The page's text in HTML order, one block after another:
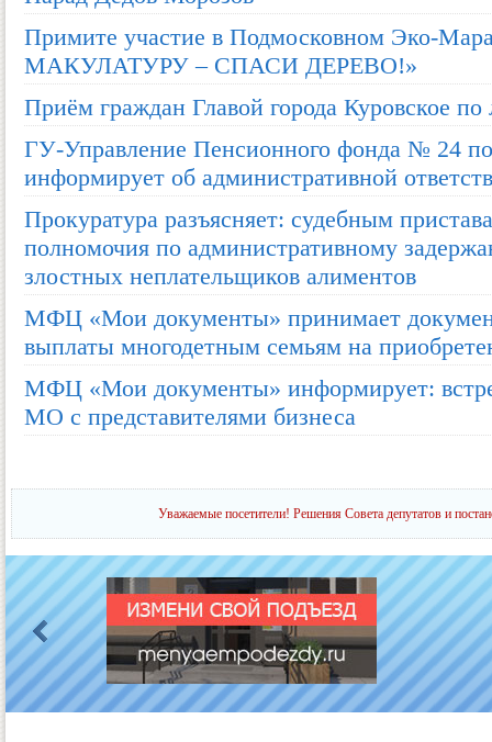
Примите участие в Подмосковном Эко-
МАКУЛАТУРУ – СПАСИ ДЕРЕВО!»
Приём граждан Главой города Куровское
ГУ-Управление Пенсионного фонда № 24
информирует об административной
Прокуратура разъясняет: судебным
полномочия по административному
злостных неплательщиков алиментов
МФЦ «Мои документы» принимает
выплаты многодетным семьям на
МФЦ «Мои документы» информирует:
МО с представителями бизнеса
Уважаемые посетители! Решения Совета депутатов и